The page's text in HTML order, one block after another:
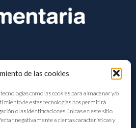
de las cookies
como las cookies para almacenar y/o
de estas tecnologías nos permitirá
o las identificaciones únicas en este sitio.
negativamente a ciertas características y